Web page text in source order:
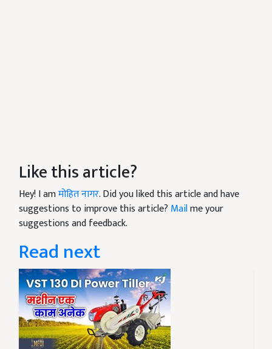
Like this article?
Hey! I amमोहित नागर. Did you liked this article and have
suggestions to improve this article? Mailme your
suggestions and feedback.
Read next